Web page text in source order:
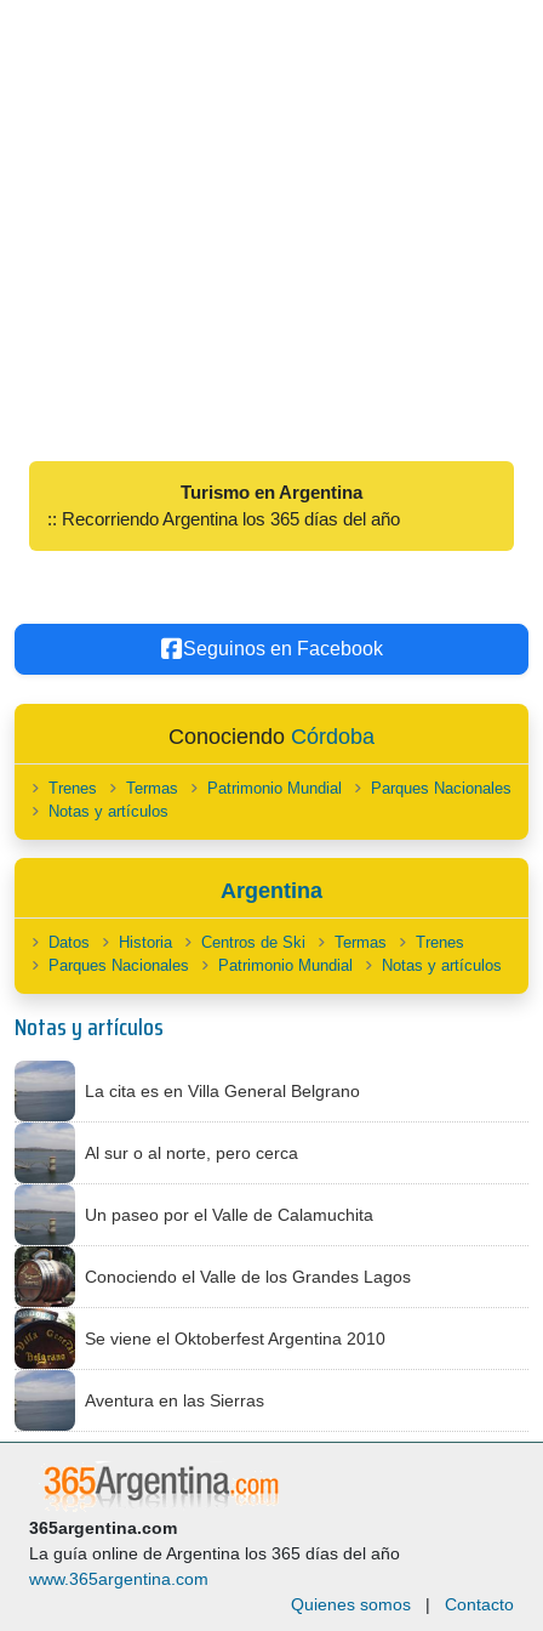
Turismo en Argentina
:: Recorriendo Argentina los 365 días del año
Seguinos en Facebook
Conociendo Córdoba
Trenes Termas Patrimonio Mundial
Parques Nacionales
Notas y artículos
Argentina
Datos Historia Centros de Ski Termas
Trenes
Parques Nacionales
Patrimonio Mundial Notas y artículos
Notas y artículos
La cita es en Villa General Belgrano
Al sur o al norte, pero cerca
Un paseo por el Valle de Calamuchita
Conociendo el Valle de los Grandes Lagos
Se viene el Oktoberfest Argentina 2010
Aventura en las Sierras
365argentina.com
La guía online de Argentina los 365 días del año
www.365argentina.com
Quienes somos | Contacto